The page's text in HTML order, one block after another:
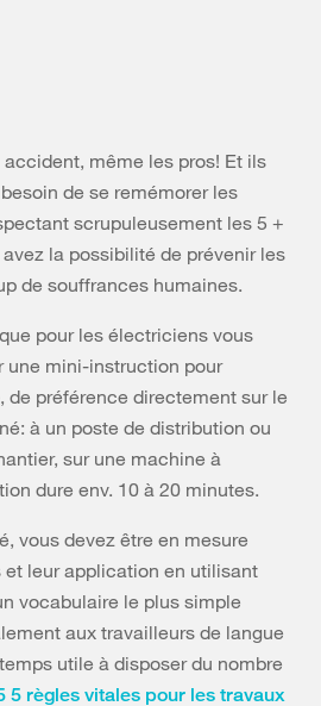
même les pros! Et ils
de se remémorer les
scrupuleusement les 5 +
la possibilité de prévenir les
de souffrances humaines.
pour les électriciens vous
une mini-instruction pour
de préférence directement sur le
à un poste de distribution ou
sur une machine à
dure env. 10 à 20 minutes.
vous devez être en mesure
et leur application en utilisant
vocabulaire le plus simple
aux travailleurs de langue
utile à disposer du nombre
5 règles vitales pour les travaux